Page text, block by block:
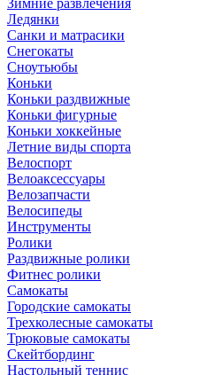
Зимние развлечения
Ледянки
Санки и матрасики
Снегокаты
Сноутьюбы
Коньки
Коньки раздвижные
Коньки фигурные
Коньки хоккейные
Летние виды спорта
Велоспорт
Велоаксессуары
Велозапчасти
Велосипеды
Инструменты
Ролики
Раздвижные ролики
Фитнес ролики
Самокаты
Городские самокаты
Трехколесные самокаты
Трюковые самокаты
Скейтбординг
Настольный теннис